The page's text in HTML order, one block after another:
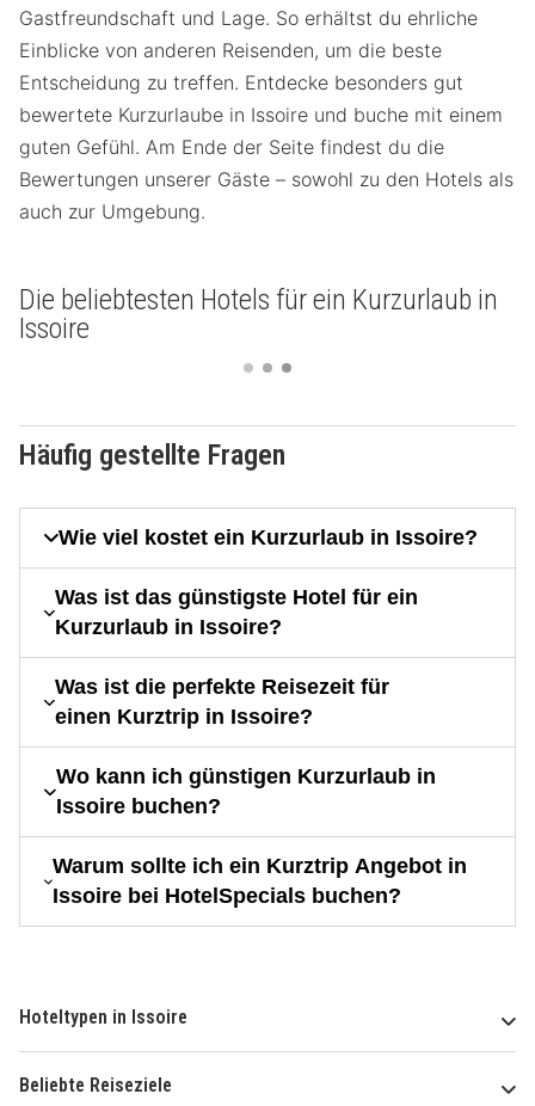
Gastfreundschaft und Lage. So erhältst du ehrliche
Einblicke von anderen Reisenden, um die beste
Entscheidung zu treffen. Entdecke besonders gut
bewertete Kurzurlaube in Issoire und buche mit einem
guten Gefühl. Am Ende der Seite findest du die
Bewertungen unserer Gäste – sowohl zu den Hotels als
auch zur Umgebung.
Die beliebtesten Hotels für ein Kurzurlaub in
Issoire
Häufig gestellte Fragen
Wie viel kostet ein Kurzurlaub in Issoire?
Was ist das günstigste Hotel für ein
Kurzurlaub in Issoire?
Was ist die perfekte Reisezeit für
einen Kurztrip in Issoire?
Wo kann ich günstigen Kurzurlaub in
Issoire buchen?
Warum sollte ich ein Kurztrip Angebot in
Issoire bei HotelSpecials buchen?
Hoteltypen in Issoire
Beliebte Reiseziele